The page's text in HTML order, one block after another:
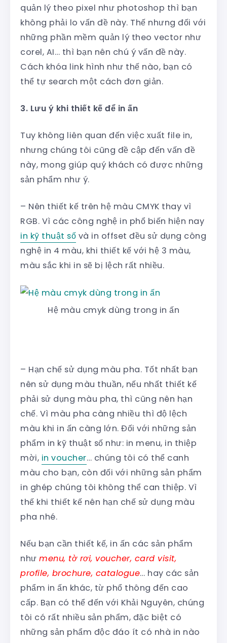
quản lý theo pixel như photoshop thì bạn
không phải lo vấn đề này. Thế nhưng đối với
những phần mềm quản lý theo vector như
corel, AI… thì bạn nên chú ý vấn đề này.
Cách khóa link hình như thế nào, bạn có
thể tự search một cách đơn giản.
3. Lưu ý khi thiết kế để in ấn
Tuy không liên quan đến việc xuất file in,
nhưng chúng tôi cũng đề cập đến vấn đề
này, mong giúp quý khách có được những
sản phẩm như ý.
– Nên thiết kế trên hệ màu CMYK thay vì
RGB. Vì các công nghệ in phổ biến hiện nay
in kỹ thuật số và in offset đều sử dụng công
nghệ in 4 màu, khi thiết kế với hệ 3 màu,
màu sắc khi in sẽ bị lệch rất nhiều.
Hệ màu cmyk dùng trong in ấn
– Hạn chế sử dụng màu pha. Tốt nhất bạn
nên sử dụng màu thuần, nếu nhất thiết kế
phải sử dụng màu pha, thì cũng nên hạn
chế. Vì màu pha càng nhiều thì độ lệch
màu khi in ấn càng lớn. Đối với những sản
phẩm in kỹ thuật số như: in menu, in thiệp
mời, in voucher… chúng tôi có thể canh
màu cho bạn, còn đối với những sản phẩm
in ghép chúng tôi không thể can thiệp. Vì
thế khi thiết kế nên hạn chế sử dụng màu
pha nhé.
Nếu bạn cần thiết kế, in ấn các sản phẩm
như menu, tờ rơi, voucher, card visit,
profile, brochure, catalogue… hay các sản
phẩm in ấn khác, từ phổ thông đến cao
cấp. Bạn có thể đến với Khải Nguyên, chúng
tôi có rất nhiều sản phẩm, đặc biệt có
những sản phẩm độc đáo ít có nhà in nào